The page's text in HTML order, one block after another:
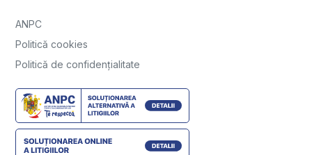
ANPC
Politică cookies
Politică de confidențialitate